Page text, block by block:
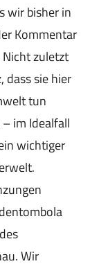
wir bisher in
Kommentar
Nicht zuletzt
dass sie hier
tun
im Idealfall
wichtiger
Wir